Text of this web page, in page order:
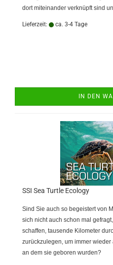
dort miteinander verknüpft sind
Lieferzeit: ca. 3-4 Tage
IN DEN
SSI Sea Turtle Ecology
Sind Sie auch so begeistert von
sich nicht auch schon mal
schaffen, tausende Kilometer
zurückzulegen, um immer
an dem sie geboren wurden?